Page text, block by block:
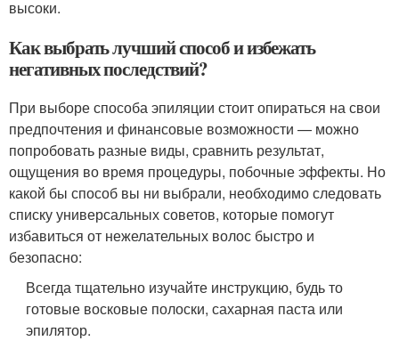
высоки.
Как выбрать лучший способ и избежать
негативных последствий?
При выборе способа эпиляции стоит опираться на свои
предпочтения и финансовые возможности — можно
попробовать разные виды, сравнить результат,
ощущения во время процедуры, побочные эффекты. Но
какой бы способ вы ни выбрали, необходимо следовать
списку универсальных советов, которые помогут
избавиться от нежелательных волос быстро и
безопасно:
Всегда тщательно изучайте инструкцию, будь то
готовые восковые полоски, сахарная паста или
эпилятор.